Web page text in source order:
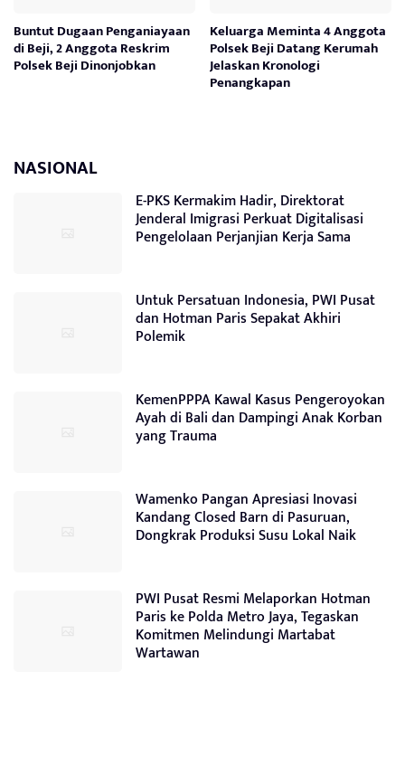
Buntut Dugaan Penganiayaan
di Beji, 2 Anggota Reskrim
Polsek Beji Dinonjobkan
Keluarga Meminta 4 Anggota
Polsek Beji Datang Kerumah
Jelaskan Kronologi
Penangkapan
NASIONAL
E-PKS Kermakim Hadir, Direktorat
Jenderal Imigrasi Perkuat Digitalisasi
Pengelolaan Perjanjian Kerja Sama
Untuk Persatuan Indonesia, PWI Pusat
dan Hotman Paris Sepakat Akhiri
Polemik
KemenPPPA Kawal Kasus Pengeroyokan
Ayah di Bali dan Dampingi Anak Korban
yang Trauma
Wamenko Pangan Apresiasi Inovasi
Kandang Closed Barn di Pasuruan,
Dongkrak Produksi Susu Lokal Naik
PWI Pusat Resmi Melaporkan Hotman
Paris ke Polda Metro Jaya, Tegaskan
Komitmen Melindungi Martabat
Wartawan